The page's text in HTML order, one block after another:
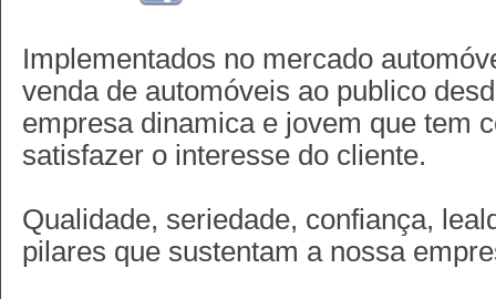
Implementados no mercado
venda de automóveis ao publico
empresa dinamica e jovem que tem
satisfazer o interesse do cliente.
Qualidade, seriedade, confiança,
pilares que sustentam a nossa